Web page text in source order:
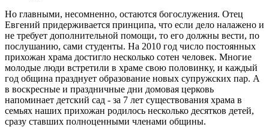
Но главными, несомненно, остаются богослужения. Отец
Евгений придерживается принципа, что если дело налажено и
не требует дополнительной помощи, то его должны вести, по
послушанию, сами студенты. На 2010 год число постоянных
прихожан храма достигло несколько сотен человек. Многие
молодые люди встретили в храме свою половинку, и каждый
год община празднует образование новых супружских пар. А
в воскресные и праздничные дни домовая церковь
напоминает детский сад - за 7 лет существования храма в
семьях наших прихожан родилось несколько десятков детей,
сразу ставших полноценными членами общины.